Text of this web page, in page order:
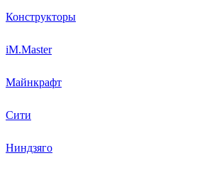
Конструкторы
iM.Master
Майнкрафт
Сити
Ниндзяго